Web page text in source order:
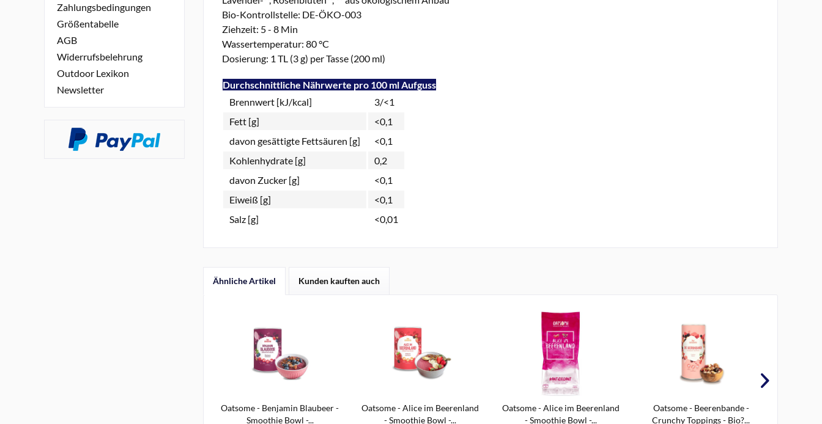
Zahlungsbedingungen
Größentabelle
AGB
Widerrufsbelehrung
Outdoor Lexikon
Newsletter
Bio-Kontrollstelle: DE-ÖKO-003
Ziehzeit: 5 - 8 Min
Wassertemperatur: 80 °C
Dosierung: 1 TL (3 g) per Tasse (200 ml)
Durchschnittliche Nährwerte pro 100 ml Aufguss
Brennwert [kJ/kcal]
3/<1
Fett [g]
<0,1
davon gesättigte Fettsäuren [g]
<0,1
Kohlenhydrate [g]
0,2
davon Zucker [g]
<0,1
Eiweiß [g]
<0,1
Salz [g]
<0,01
Ähnliche Artikel Kunden kauften auch
Oatsome - Benjamin Blaubeer -
Smoothie Bowl -...
Oatsome - Alice im Beerenland
- Smoothie Bowl -...
Oatsome - Alice im Beerenland
- Smoothie Bowl -...
Oatsome - Beerenbande -
Crunchy Toppings - Bio?...